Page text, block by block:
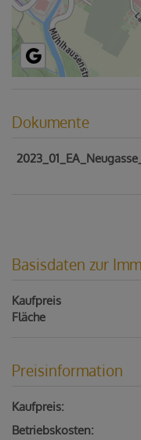
Dokumente
Basisdaten zur
Kaufpreis
Fläche
Preisinformation
Kaufpreis:
Betriebskosten: